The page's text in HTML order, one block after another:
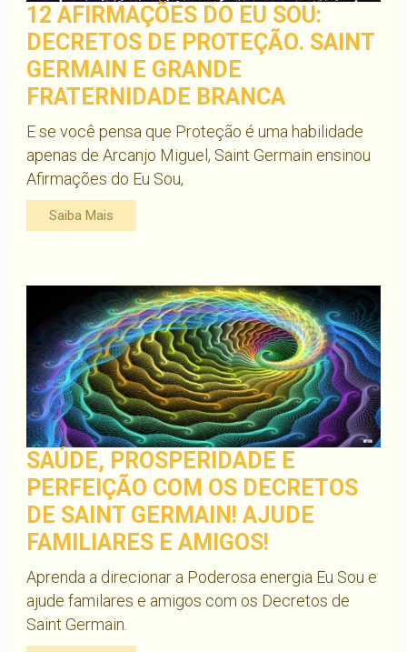
12 AFIRMAÇÕES DO EU SOU:
DECRETOS DE PROTEÇÃO. SAINT
GERMAIN E GRANDE
FRATERNIDADE BRANCA
E se você pensa que Proteção é uma habilidade
apenas de Arcanjo Miguel, Saint Germain ensinou
Afirmações do Eu Sou,
Saiba Mais
SAÚDE, PROSPERIDADE E
PERFEIÇÃO COM OS DECRETOS
DE SAINT GERMAIN! AJUDE
FAMILIARES E AMIGOS!
Aprenda a direcionar a Poderosa energia Eu Sou e
ajude familares e amigos com os Decretos de
Saint Germain.